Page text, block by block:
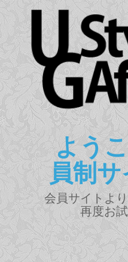
よう
員制
会員サイトよ
再度お